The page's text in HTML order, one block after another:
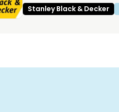
Stanley Black & Decker